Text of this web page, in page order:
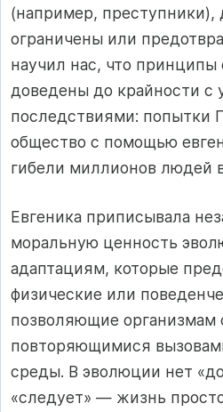
(например,
ограничены или
научил нас, что принципы
доведены до крайности
последствиями: попытки
общество с помощью
гибели миллионов людей
Евгеника приписывала
моральную ценность
адаптациям, которые
физические или
позволяющие организмам
повторяющимися
среды. В эволюции нет
«следует» — жизнь